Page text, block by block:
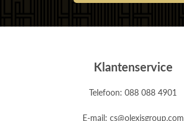
Klantenservice
Telefoon: 088 088 4901
E-mail: cs@olexisgroup.com